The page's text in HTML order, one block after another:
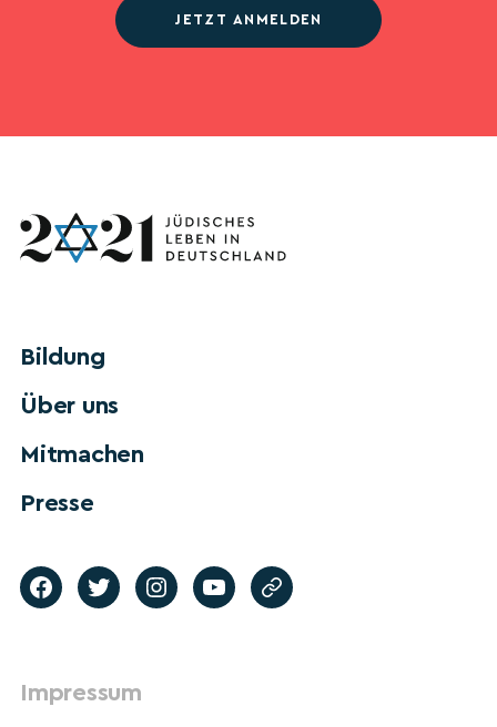
JETZT ANMELDEN
Bildung
Über uns
Mitmachen
Presse
Impressum